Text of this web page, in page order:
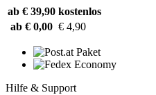
ab € 39,90 kostenlos
ab € 0,00 € 4,90
Hilfe & Support